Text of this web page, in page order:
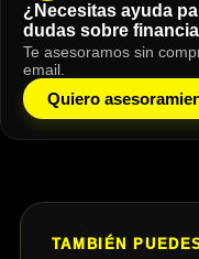
¿Necesitas ayuda
dudas sobre
Te asesoramos sin
email.
Quiero
TAMBIÉN